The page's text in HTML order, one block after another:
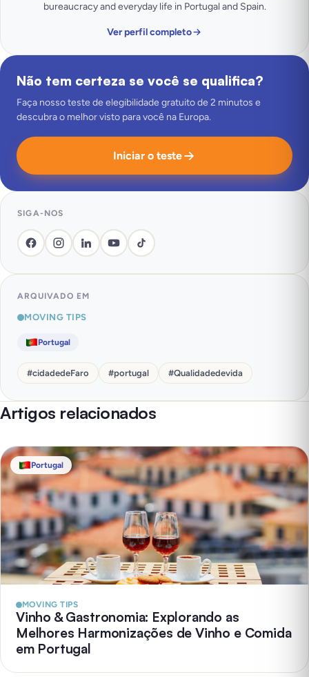
bureaucracy and everyday life in Portugal and Spain.
Ver perfil completo
Não tem certeza se você se qualifica?
Faça nosso teste de elegibilidade gratuito de 2 minutos e
descubra o melhor visto para você na Europa.
Iniciar o teste
SIGA-NOS
ARQUIVADO EM
MOVING TIPS
Portugal
#cidadedeFaro #portugal #Qualidadedevida
Artigos relacionados
Portugal
MOVING TIPS
Vinho & Gastronomia: Explorando as
Melhores Harmonizações de Vinho e Comida
em Portugal